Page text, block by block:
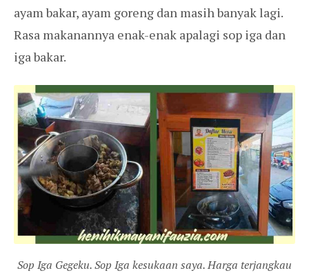
ayam bakar, ayam goreng dan masih banyak lagi.
Rasa makanannya enak-enak apalagi sop iga dan
iga bakar.
Sop Iga Gegeku. Sop Iga kesukaan saya. Harga terjangkau